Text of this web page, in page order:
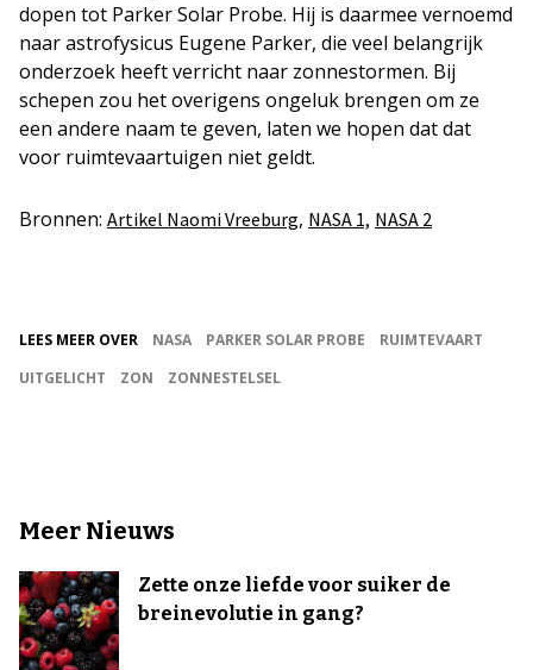
dopen tot Parker Solar Probe. Hij is daarmee vernoemd
naar astrofysicus Eugene Parker, die veel belangrijk
onderzoek heeft verricht naar zonnestormen. Bij
schepen zou het overigens ongeluk brengen om ze
een andere naam te geven, laten we hopen dat dat
voor ruimtevaartuigen niet geldt.
Bronnen: Artikel Naomi Vreeburg, NASA 1, NASA 2
LEES MEER OVER NASA PARKER SOLAR PROBE
RUIMTEVAART
UITGELICHT
ZON ZONNESTELSEL
Meer Nieuws
Zette onze liefde voor suiker de
breinevolutie in gang?